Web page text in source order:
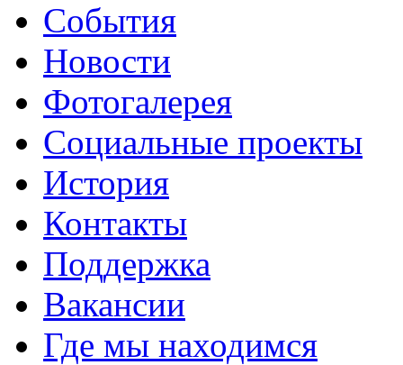
События
Новости
Фотогалерея
Социальные проекты
История
Контакты
Поддержка
Вакансии
Где мы находимся